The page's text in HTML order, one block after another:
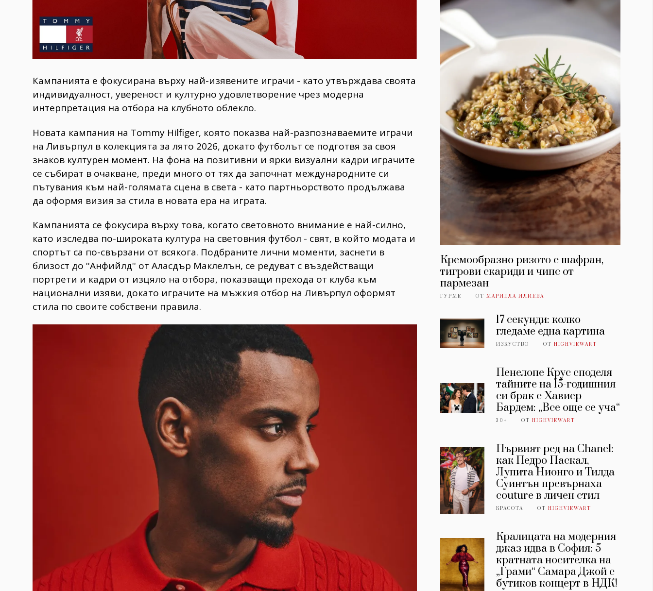
Кампанията е фокусирана върху най-изявените играчи - като утвърждава своята
индивидуалност, увереност и културно удовлетворение чрез модерна
интерпретация на отбора на клубното облекло.
Новата кампания на Tommy Hilfiger, която показва най-разпознаваемите играчи
на Ливърпул в колекцията за лято 2026, докато футболът се подготвя за своя
знаков културен момент. На фона на позитивни и ярки визуални кадри играчите
се събират в очакване, преди много от тях да започнат международните си
пътувания към най-голямата сцена в света - като партньорството продължава
да оформя визия за стила в новата ера на играта.
Кампанията се фокусира върху това, когато световното внимание е най-силно,
като изследва по-широката култура на световния футбол - свят, в който модата и
спортът са по-свързани от всякога. Подбраните лични моменти, заснети в
близост до ''Анфийлд'' от Аласдър Маклелън, се редуват с въздействащи
портрети и кадри от изцяло на отбора, показващи прехода от клуба към
национални изяви, докато играчите на мъжкия отбор на Ливърпул оформят
стила по своите собствени правила.
Кремообразно ризото с шафран,
тигрови скариди и чипс от
пармезан
ГУРМЕ ОТ МАРИЕЛА ИЛИЕВА
17 секунди: колко
гледаме една картина
ИЗКУСТВО ОТHIGHVIEWART
Пенелопе Крус споделя
тайните на 15-годишния
си брак с Хавиер
Бардем: „Все още се уча“
30+ ОТHIGHVIEWART
Първият ред на Chanel:
как Педро Паскал,
Лупита Нионго и Тилда
Суинтън превърнаха
couture в личен стил
КРАСОТА ОТHIGHVIEWART
Кралицата на модерния
джаз идва в София: 5-
кратната носителка на
„Грами“ Самара Джой с
бутиков концерт в НДК!